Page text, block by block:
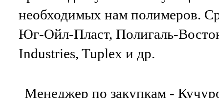
необходимых нам полимеров.
Юг-Ойл-Пласт, Полигаль-
Industries, Tuplex и др.
Менеджер по закупкам -